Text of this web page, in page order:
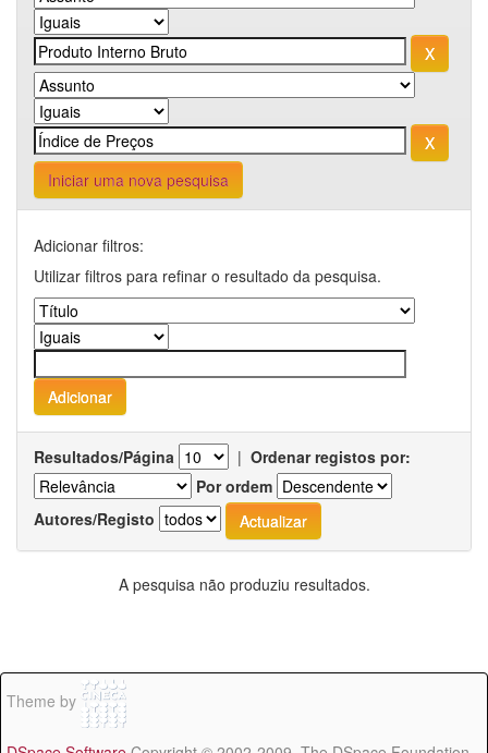
Iniciar uma nova pesquisa
Adicionar filtros:
Utilizar filtros para refinar o resultado da pesquisa.
Resultados/Página | Ordenar registos por:
Por ordem
Autores/Registo
A pesquisa não produziu resultados.
Theme by